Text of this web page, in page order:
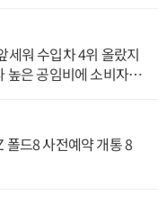
세워 수입차 4위 올랐지
높은 공임비에 소비자
폴드8 사전예약 개통 8